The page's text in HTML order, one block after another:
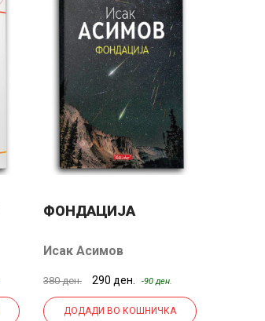
ФОНДАЦИЈА
Исак Асимов
380 ден. 290 ден. -90 ден.
ДОДАДИ ВО КОШНИЧКА